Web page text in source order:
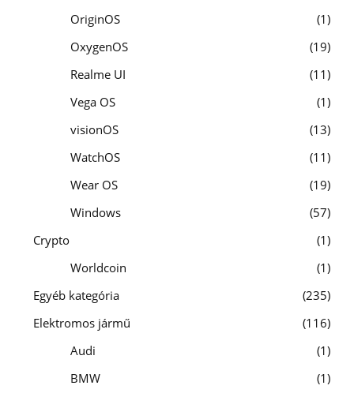
OriginOS
1
OxygenOS
19
Realme UI
11
Vega OS
1
visionOS
13
WatchOS
11
Wear OS
19
Windows
57
Crypto
1
Worldcoin
1
Egyéb kategória
235
Elektromos jármű
116
Audi
1
BMW
1